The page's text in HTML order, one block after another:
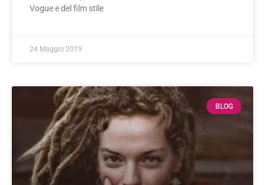
Vogue e del film stile
24 Maggio 2019
BLOG